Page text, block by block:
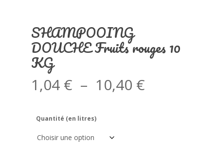
SHAMPOOING
DOUCHE Fruits rouges 10
KG
1,04 € – 10,40 €
Quantité (en litres)